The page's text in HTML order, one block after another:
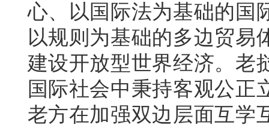
心、以国际法为基础的国
以规则为基础的多边贸易
建设开放型世界经济。老
国际社会中秉持客观公正
老方在加强双边层面互学